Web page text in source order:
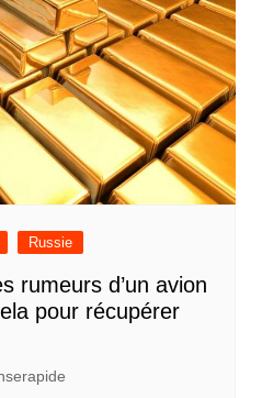
Russie
rumeurs d’un avion
pour récupérer